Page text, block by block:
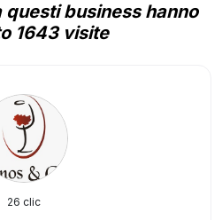
questi business hanno
1643 visite
26 clic